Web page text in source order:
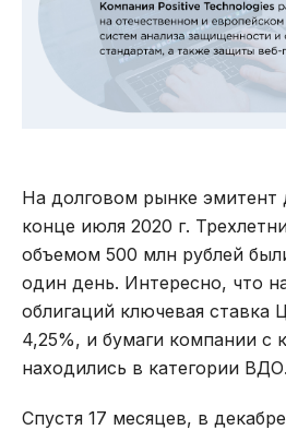
На долговом рынке эмитент
конце июля 2020 г.
объемом 500 млн рублей
один день. Интересно, что
облигаций ключевая ставка
4,25%, и бумаги компании с
находились в категории ВДО.
Спустя 17 месяцев, в